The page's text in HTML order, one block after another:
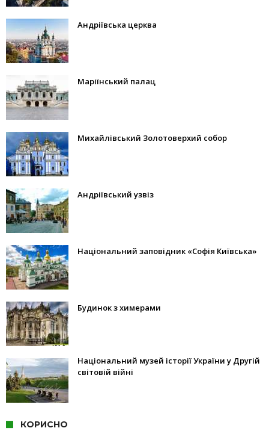
Андріївська церква
Маріїнський палац
Михайлівський Золотоверхий собор
Андріївський узвіз
Національний заповідник «Софія Київська»
Будинок з химерами
Національний музей історії України у Другій
світовій війні
КОРИСНО